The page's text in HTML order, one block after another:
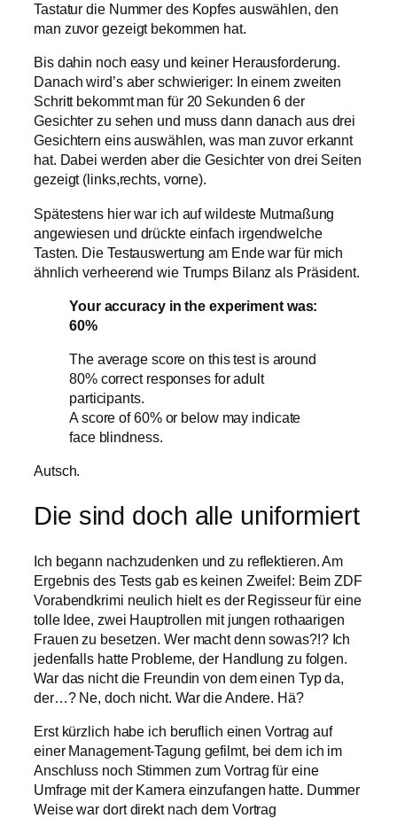
Tastatur die Nummer des Kopfes auswählen, den
man zuvor gezeigt bekommen hat.
Bis dahin noch easy und keiner Herausforderung.
Danach wird’s aber schwieriger: In einem zweiten
Schritt bekommt man für 20 Sekunden 6 der
Gesichter zu sehen und muss dann danach aus drei
Gesichtern eins auswählen, was man zuvor erkannt
hat. Dabei werden aber die Gesichter von drei Seiten
gezeigt (links,rechts, vorne).
Spätestens hier war ich auf wildeste Mutmaßung
angewiesen und drückte einfach irgendwelche
Tasten. Die Testauswertung am Ende war für mich
ähnlich verheerend wie Trumps Bilanz als Präsident.
Your accuracy in the experiment was:
60%
The average score on this test is around
80% correct responses for adult
participants.
A score of 60% or below may indicate
face blindness.
Autsch.
Die sind doch alle uniformiert
Ich begann nachzudenken und zu reflektieren. Am
Ergebnis des Tests gab es keinen Zweifel: Beim ZDF
Vorabendkrimi neulich hielt es der Regisseur für eine
tolle Idee, zwei Hauptrollen mit jungen rothaarigen
Frauen zu besetzen. Wer macht denn sowas?!? Ich
jedenfalls hatte Probleme, der Handlung zu folgen.
War das nicht die Freundin von dem einen Typ da,
der…? Ne, doch nicht. War die Andere. Hä?
Erst kürzlich habe ich beruflich einen Vortrag auf
einer Management-Tagung gefilmt, bei dem ich im
Anschluss noch Stimmen zum Vortrag für eine
Umfrage mit der Kamera einzufangen hatte. Dummer
Weise war dort direkt nach dem Vortrag